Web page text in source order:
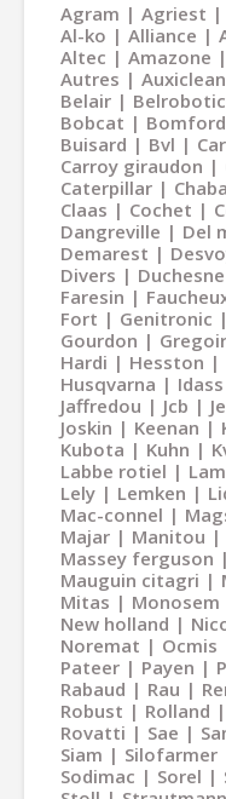
Agram Agriest
Al-ko
Alliance
Altec
Amazone
Autres
Auxiclean
Belair
Bobcat
Bomford
Buisard
Bvl
Carroy giraudon
Caterpillar
Claas
Cochet
Dangreville
Del
Demarest
Divers
Duchesne
Faresin
Fort
Genitronic
Gourdon
Hardi
Hesston
Husqvarna
Idass
Jaffredou
Jcb
Joskin
Keenan
Kubota
Kuhn
Labbe rotiel
Lely
Lemken
Mac-connel
Majar
Manitou
Massey ferguson
Mauguin citagri
Mitas
Monosem
New holland
Noremat
Ocmis
Pateer
Payen
Rabaud
Rau
Robust
Rolland
Rovatti
Sae
Siam
Silofarmer
Sodimac
Sorel